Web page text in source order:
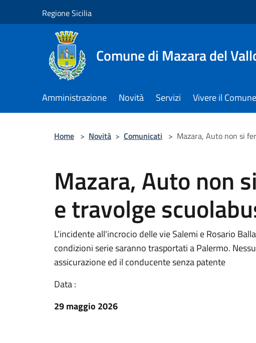
Regione Sicilia
Comune di Mazara del
Amministrazione Novità Servizi Vivere il Comune
Home > Novità > Comunicati > Mazara, Auto non si
Mazara, Auto non
e travolge
L'incidente all'incrocio delle vie Salemi e Rosario
condizioni serie saranno trasportati a Palermo.
assicurazione ed il conducente senza patente
Data :
29 maggio 2026